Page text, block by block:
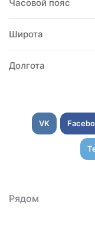
Часовой пояс
Широта
Долгота
VK
Рядом